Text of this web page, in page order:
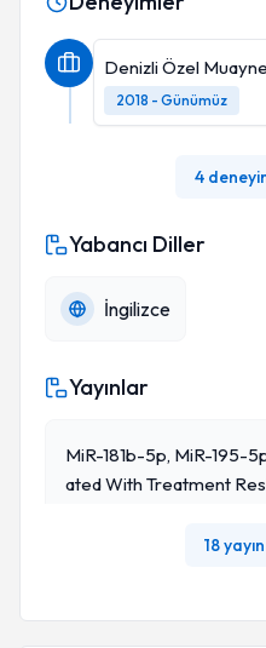
Denizli Özel
2018 - Günümüz
4
Yabancı Diller
İngilizce
Yayınlar
MiR-181b-5p, MiR-195-
Ated With Treatment
18